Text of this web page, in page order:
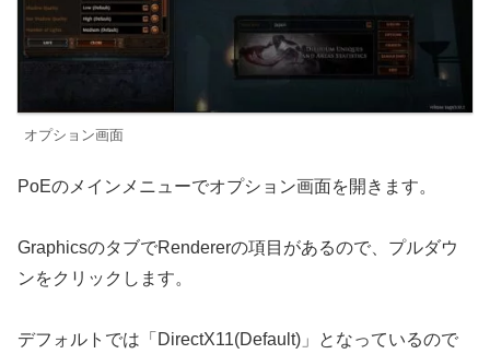
オプション画面
PoEのメインメニューでオプション画面を開きます。
GraphicsのタブでRendererの項目があるので、プルダウ
ンをクリックします。
デフォルトでは「DirectX11(Default)」となっているので